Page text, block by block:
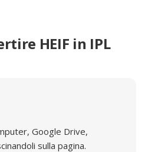
HEIF in IPL
Google Drive,
sulla pagina.